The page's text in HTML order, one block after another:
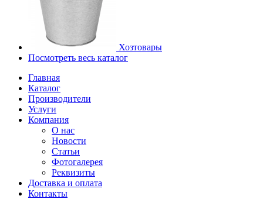
Хозтовары
Посмотреть весь каталог
Главная
Каталог
Производители
Услуги
Компания
О нас
Новости
Статьи
Фотогалерея
Реквизиты
Доставка и оплата
Контакты